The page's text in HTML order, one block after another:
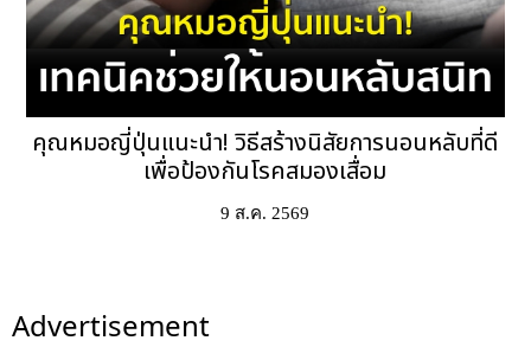
คุณหมอญี่ปุ่นแนะนำ! วิธีสร้างนิสัยการนอนหลับที่ดี
เพื่อป้องกันโรคสมองเสื่อม
9 ส.ค. 2569
Advertisement